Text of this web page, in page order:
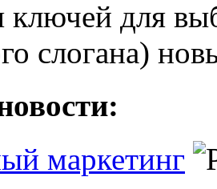
ключей для
слогана)
маркетинг